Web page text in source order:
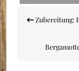
Zubereitung: